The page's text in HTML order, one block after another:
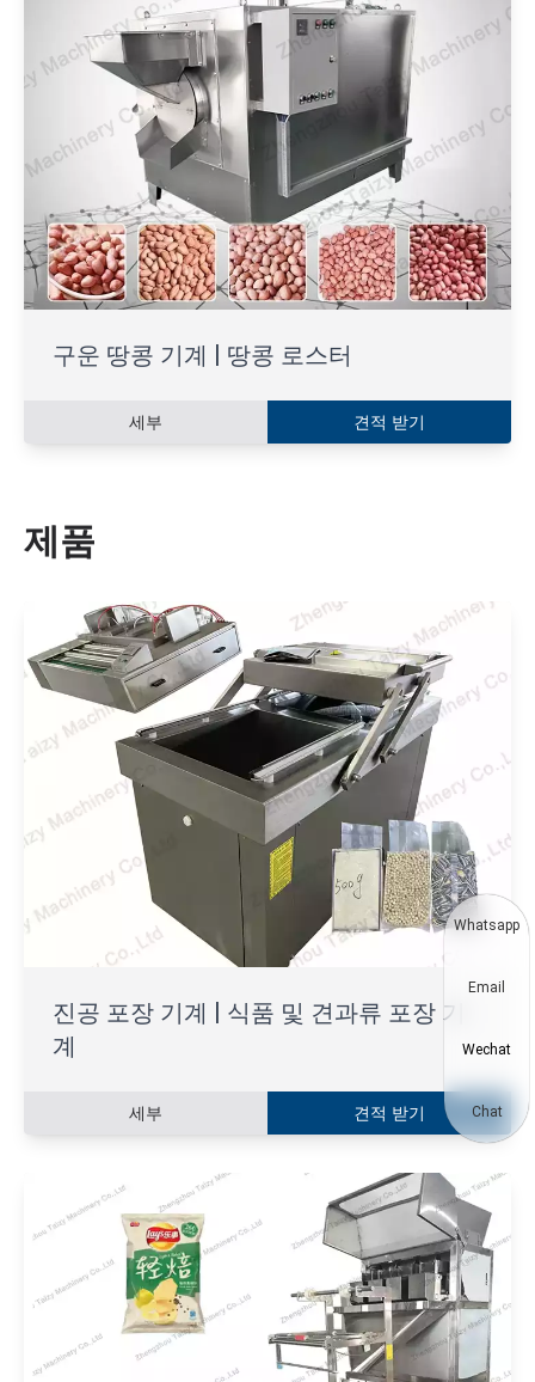
구운 땅콩 기계 | 땅콩 로스터
세부 견적 받기
제품
진공 포장 기계 | 식품 및 견과류 포장 기
계
세부 견적 받기
Whatsapp
Email
Wechat
Chat